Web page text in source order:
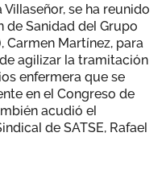
Villaseñor, se ha reunido
de Sanidad del Grupo
Carmen Martínez, para
agilizar la tramitación
enfermera que se
en el Congreso de
acudió el
de SATSE, Rafael